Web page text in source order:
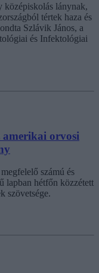
középiskolás lánynak,
tértek haza és
Szlávik János, a
és Infektológiai
orvosi
számú és
lapban hétfőn közzétett
szövetsége.